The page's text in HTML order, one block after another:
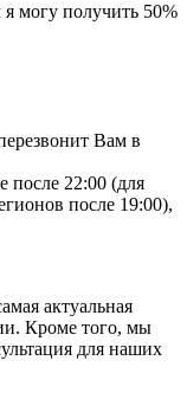
могу получить 50%
Вам в
после 22:00 (для
после 19:00),
актуальная
Кроме того, мы
для наших